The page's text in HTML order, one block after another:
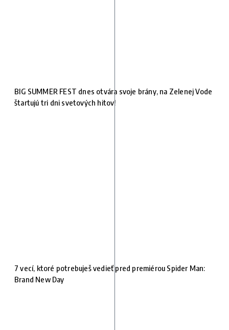
BIG SUMMER FEST dnes otvára svoje brány, na Zelenej Vode
štartujú tri dni svetových hitov!
7 vecí, ktoré potrebuješ vedieť pred premiérou Spider Man:
Brand New Day